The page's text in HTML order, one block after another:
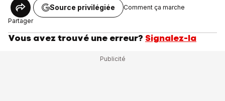
Partager
Source privilégiée Comment ça marche
Vous avez trouvé une erreur? Signalez-la